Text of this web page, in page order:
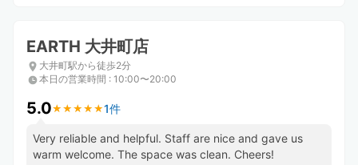
EARTH 大井町店
大井町駅から徒歩2分
本日の営業時間 : 10:00〜20:00
5.0★ ★ ★ ★ ★
★ ★ ★ ★ ★1件
Very reliable and helpful. Staff are nice and gave us
warm welcome. The space was clean. Cheers!